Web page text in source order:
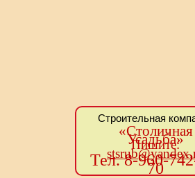
Строительная
«Столичная
Усадьба»
Пишите:
Тел. 8-960-
70